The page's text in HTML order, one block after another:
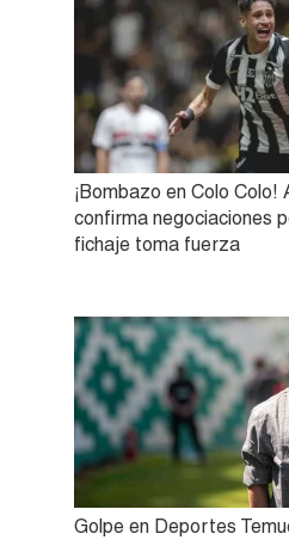
¡Bombazo en Colo Colo!
confirma negociaciones
fichaje toma fuerza
Golpe en Deportes